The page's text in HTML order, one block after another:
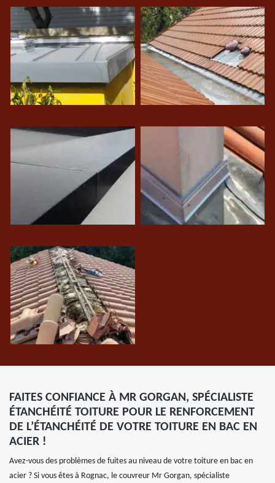
FAITES CONFIANCE À MR GORGAN, SPÉCIALISTE
ÉTANCHÉITÉ TOITURE POUR LE RENFORCEMENT
DE L’ÉTANCHÉITÉ DE VOTRE TOITURE EN BAC EN
ACIER !
Avez-vous des problèmes de fuites au niveau de votre toiture en bac en
acier ? Si vous êtes à Rognac, le couvreur Mr Gorgan, spécialiste